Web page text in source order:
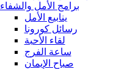
برامج الأمل والشفاء
ينابيع الأمل
رسائل كورونا
لقاء الأحبة
ساعة الفرج
صباح الإيمان